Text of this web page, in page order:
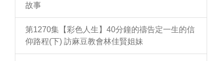
故事
第1270集【彩色人生】40分鐘的禱告定一生的信
仰路程(下) 訪麻豆教會林佳賢姐妹